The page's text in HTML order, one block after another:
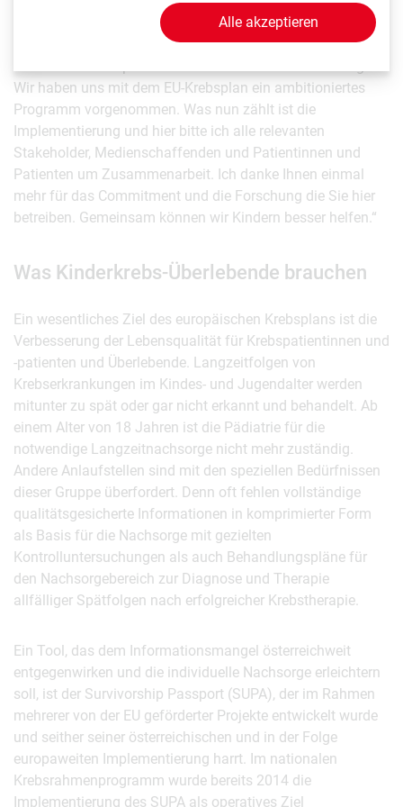
Kyriakides zu: „Spezielle Trainingsprogramme zur
Unterstützung der Kinderkrebs-Community beim Aufbau
Wir haben uns mit dem EU-Krebsplan ein ambitioniertes
Programm vorgenommen. Was nun zählt ist die
Implementierung und hier bitte ich alle relevanten
Stakeholder, Medienschaffenden und Patientinnen und
Patienten um Zusammenarbeit. Ich danke Ihnen einmal
mehr für das Commitment und die Forschung die Sie hier
betreiben. Gemeinsam können wir Kindern besser helfen.“
Was Kinderkrebs-Überlebende brauchen
Ein wesentliches Ziel des europäischen Krebsplans ist die
Verbesserung der Lebensqualität für Krebspatientinnen und
-patienten und Überlebende. Langzeitfolgen von
Krebserkrankungen im Kindes- und Jugendalter werden
mitunter zu spät oder gar nicht erkannt und behandelt. Ab
einem Alter von 18 Jahren ist die Pädiatrie für die
notwendige Langzeitnachsorge nicht mehr zuständig.
Andere Anlaufstellen sind mit den speziellen Bedürfnissen
dieser Gruppe überfordert. Denn oft fehlen vollständige
qualitätsgesicherte Informationen in komprimierter Form
als Basis für die Nachsorge mit gezielten
Kontrolluntersuchungen als auch Behandlungspläne für
den Nachsorgebereich zur Diagnose und Therapie
allfälliger Spätfolgen nach erfolgreicher Krebstherapie.
Ein Tool, das dem Informationsmangel österreichweit
entgegenwirken und die individuelle Nachsorge erleichtern
soll, ist der Survivorship Passport (SUPA), der im Rahmen
mehrerer von der EU geförderter Projekte entwickelt wurde
und seither seiner österreichischen und in der Folge
europaweiten Implementierung harrt. Im nationalen
Krebsrahmenprogramm wurde bereits 2014 die
Implementierung des SUPA als operatives Ziel
Alle akzeptieren